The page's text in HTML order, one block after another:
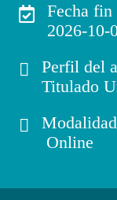
Fecha fin
2026-10-
Perfil del
Titulado
Modalidad
Online